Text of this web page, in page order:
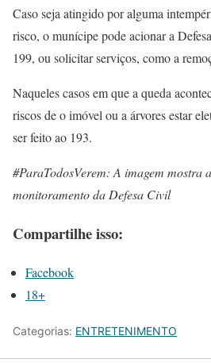
Caso seja atingido por alguma
risco, o munícipe pode acionar a
199, ou solicitar serviços, como a
Naqueles casos em que a queda
riscos de o imóvel ou a árvores estar
ser feito ao 193.
#ParaTodosVerem: A imagem mostra
monitoramento da Defesa Civil
Compartilhe isso:
Facebook
18+
Categorias: ENTRETENIMENTO